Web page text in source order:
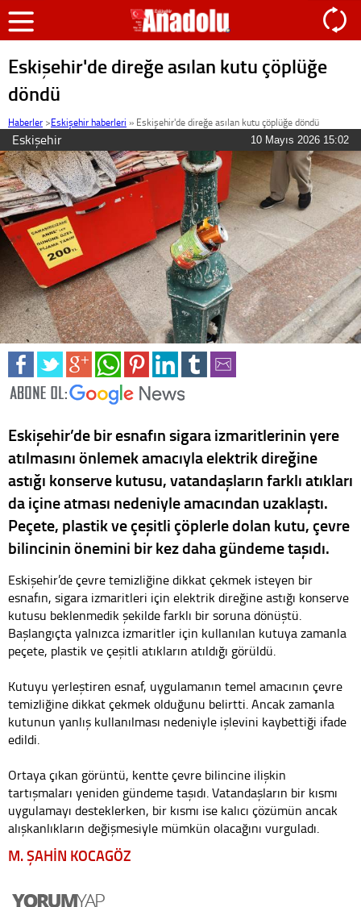
Eskişehir'de direğe asılan kutu çöplüğe
döndü
Haberler >Eskişehir haberleri » Eskişehir'de direğe asılan kutu çöplüğe döndü
Eskişehir 10 Mayıs 2026 15:02
Eskişehir’de bir esnafın sigara izmaritlerinin yere
atılmasını önlemek amacıyla elektrik direğine
astığı konserve kutusu, vatandaşların farklı atıkları
da içine atması nedeniyle amacından uzaklaştı.
Peçete, plastik ve çeşitli çöplerle dolan kutu, çevre
bilincinin önemini bir kez daha gündeme taşıdı.
Eskişehir’de çevre temizliğine dikkat çekmek isteyen bir
esnafın, sigara izmaritleri için elektrik direğine astığı konserve
kutusu beklenmedik şekilde farklı bir soruna dönüştü.
Başlangıçta yalnızca izmaritler için kullanılan kutuya zamanla
peçete, plastik ve çeşitli atıkların atıldığı görüldü.
Kutuyu yerleştiren esnaf, uygulamanın temel amacının çevre
temizliğine dikkat çekmek olduğunu belirtti. Ancak zamanla
kutunun yanlış kullanılması nedeniyle işlevini kaybettiği ifade
edildi.
Ortaya çıkan görüntü, kentte çevre bilincine ilişkin
tartışmaları yeniden gündeme taşıdı. Vatandaşların bir kısmı
uygulamayı desteklerken, bir kısmı ise kalıcı çözümün ancak
alışkanlıkların değişmesiyle mümkün olacağını vurguladı.
M. ŞAHİN KOCAGÖZ